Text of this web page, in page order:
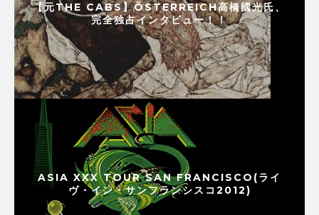
【元THE CABS】ÖSTERREICH高橋國光氏、
完全独占インタビュー！！
ASIA XXX TOUR SAN FRANCISCO(ライ
ヴ・イン・サンフランシスコ2012)